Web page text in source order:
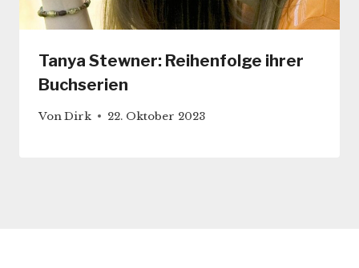
Tanya Stewner: Reihenfolge ihrer
Buchserien
VonDirk 22. Oktober 2023